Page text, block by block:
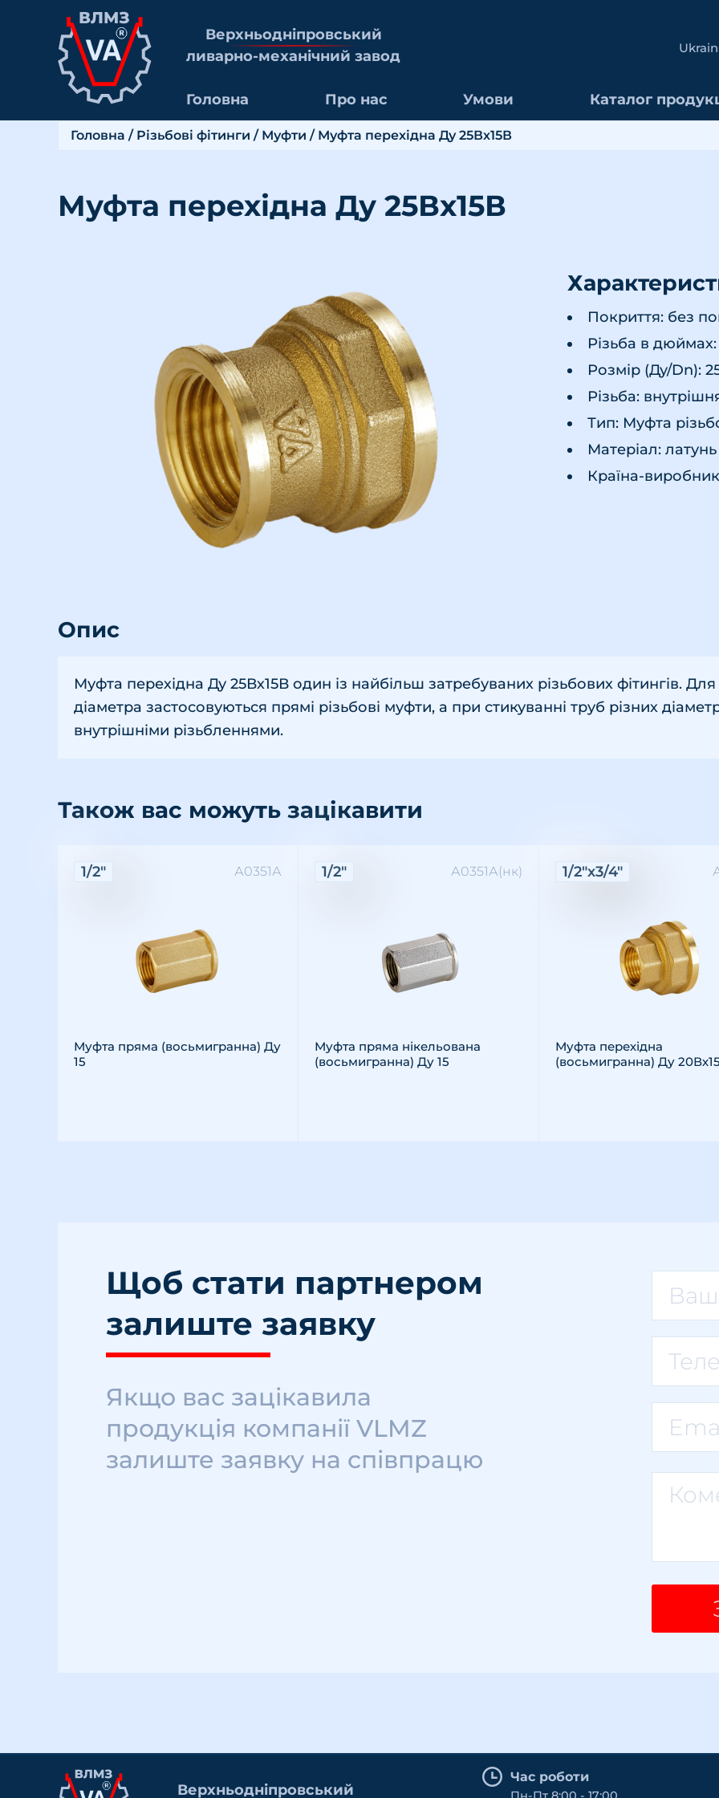
Верхньоднiпровський
ливарно-механiчний завод
Головна Про нас Умови Каталог
Головна / Різьбові фітинги / Муфти / Муфта перехідна Ду 25Вх15В
Муфта перехідна Ду 25Вх15В
Покриття: без
Різьба в дюймах:
Розмір (Ду/Dn):
Різьба:
Тип: Муфта
Матеріал: латунь
Країна-
Опис
Муфта перехідна Ду 25Вх15В один із найбільш затребуваних різьбових фітингів.
діаметра застосовуються прямі різьбові муфти, а при стикуванні труб різних
внутрішніми різьбленнями.
Також вас можуть зацікавити
1/2" А0351А
Муфта пряма (восьмигранна) Ду
15
Різьба: внутрішня
Розмір різьби: 1/2"
Матеріал: латунь
1/2" А0351А(нк)
Муфта пряма нікельована
(восьмигранна) Ду 15
Різьба: внутрішня
Розмір різьби: 1/2"
Матеріал: латунь
1/2"х3/4"
Муфта перехідна
(восьмигранна) Ду
Різьба: внутрішня
Розмір різьби: 1/2"х3/4"
Матеріал: латунь
Щоб стати партнером
залиште заявку
Якщо вас зацікавила
продукція компанії VLMZ
залиште заявку на співпрацю
Верхньоднiпровський
Час роботи